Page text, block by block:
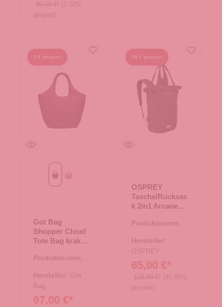
99,00 €* (2.02%
gespart)
2 € gespart
kraken mono
Got Bag
Shopper Cloud
Tote Bag kraken
Produktnummer:
Hersteller: Got
Bag
97,00 €*
55 € gespart
OSPREY
Tasche/Rucksac
k 2in1 Arcane
Produktnummer:
Hersteller:
OSPREY
65,00 €*
120,00 €* (45.83%
gespart)